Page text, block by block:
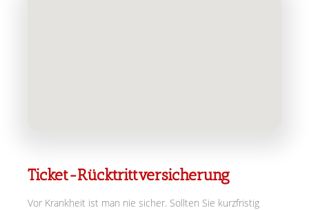
Ticket-Rücktrittversicherung
Vor Krankheit ist man nie sicher. Sollten Sie kurzfristig